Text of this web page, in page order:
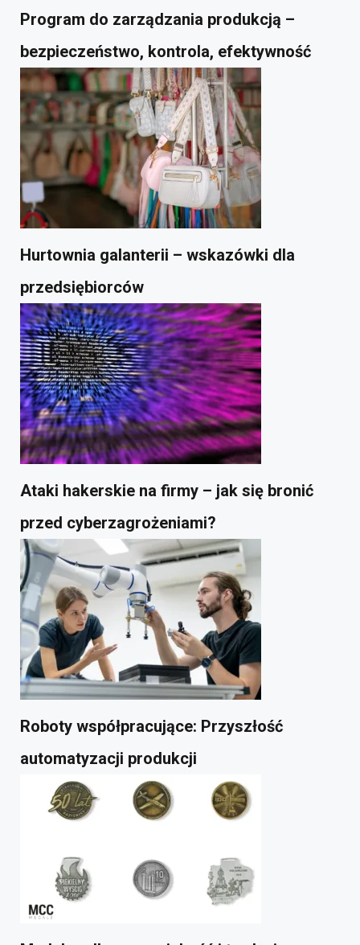
Program do zarządzania produkcją –
bezpieczeństwo, kontrola, efektywność
Hurtownia galanterii – wskazówki dla
przedsiębiorców
Ataki hakerskie na firmy – jak się bronić
przed cyberzagrożeniami?
Roboty współpracujące: Przyszłość
automatyzacji produkcji